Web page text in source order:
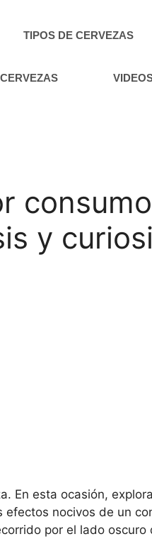
TIPOS DE CERVEZAS
y
En esta ocasión,
efectos nocivos de un
por el lado oscuro